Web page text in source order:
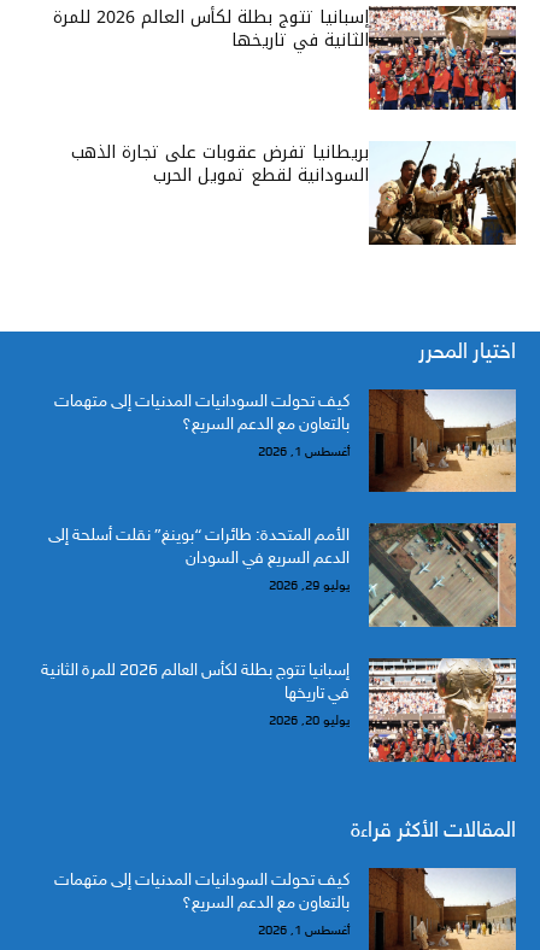
إسبانيا تتوج بطلة لكأس العالم 2026 للمرة
الثانية في تاريخها
بريطانيا تفرض عقوبات على تجارة الذهب
السودانية لقطع تمويل الحرب
اختيار المحرر
كيف تحولت السودانيات المدنيات إلى متهمات
بالتعاون مع الدعم السريع؟
أغسطس 1, 2026
الأمم المتحدة: طائرات “بوينغ” نقلت أسلحة إلى
الدعم السريع في السودان
يوليو 29, 2026
إسبانيا تتوج بطلة لكأس العالم 2026 للمرة الثانية
في تاريخها
يوليو 20, 2026
المقالات الأكثر قراءة
كيف تحولت السودانيات المدنيات إلى متهمات
بالتعاون مع الدعم السريع؟
أغسطس 1, 2026